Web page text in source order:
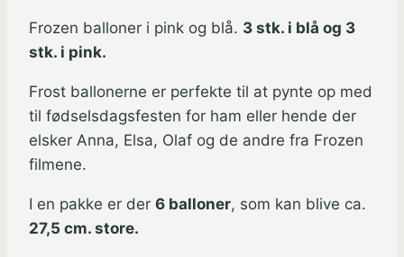
Frozen balloner i pink og blå. 3 stk. i blå og 3
stk. i pink.
Frost ballonerne er perfekte til at pynte op med
til fødselsdagsfesten for ham eller hende der
elsker Anna, Elsa, Olaf og de andre fra Frozen
filmene.
I en pakke er der 6 balloner, som kan blive ca.
27,5 cm. store.